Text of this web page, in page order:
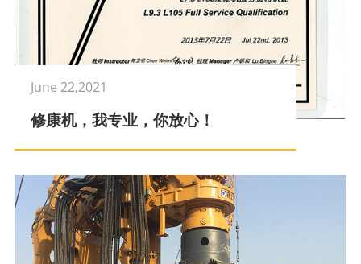
June 22,2021
修康机，我专业，你放心！